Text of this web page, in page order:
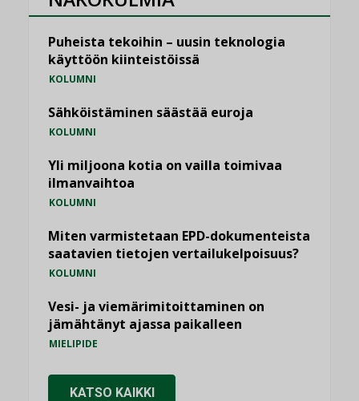
Puheista tekoihin – uusin teknologia
käyttöön kiinteistöissä
KOLUMNI
Sähköistäminen säästää euroja
KOLUMNI
Yli miljoona kotia on vailla toimivaa
ilmanvaihtoa
KOLUMNI
Miten varmistetaan EPD-dokumenteista
saatavien tietojen vertailukelpoisuus?
KOLUMNI
Vesi- ja viemärimitoittaminen on
jämähtänyt ajassa paikalleen
MIELIPIDE
KATSO KAIKKI